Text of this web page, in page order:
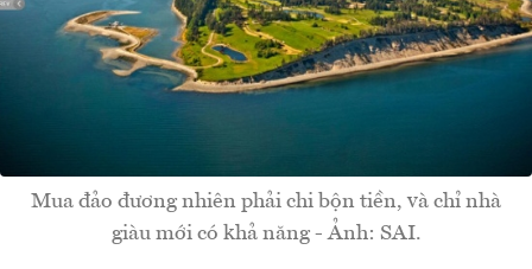
Mua đảo đương nhiên phải chi bộn tiền, và chỉ nhà
giàu mới có khả năng - Ảnh: SAI.